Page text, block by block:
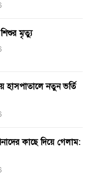
মৃত্যু
হাসপাতালে নতুন ভর্তি
কাছে দিয়ে গেলাম: